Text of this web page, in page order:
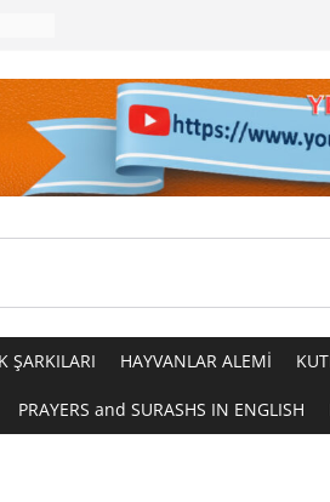
ŞARKILARI HAYVANLAR ALEMİ
PRAYERS and SURASHS IN ENGLISH